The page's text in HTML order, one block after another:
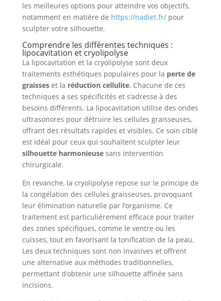
les meilleures options pour atteindre vos objectifs,
notamment en matière de https://nadiet.fr/pour
sculpter votre silhouette.
Comprendre les différentes techniques :
lipocavitation et cryolipolyse
La lipocavitation et la cryolipolyse sont deux
traitements esthétiques populaires pour la perte de
graisseset la réduction cellulite. Chacune de ces
techniques a ses spécificités et s’adresse à des
besoins différents. La lipocavitation utilise des ondes
ultrasonores pour détruire les cellules graisseuses,
offrant des résultats rapides et visibles. Ce soin ciblé
est idéal pour ceux qui souhaitent sculpter leur
silhouette harmonieusesans intervention
chirurgicale.
En revanche, la cryolipolyse repose sur le principe de
la congélation des cellules graisseuses, provoquant
leur élimination naturelle par l’organisme. Ce
traitement est particulièrement efficace pour traiter
des zones spécifiques, comme le ventre ou les
cuisses, tout en favorisant la tonification de la peau.
Les deux techniques sont non invasives et offrent
une alternative aux méthodes traditionnelles,
permettant d’obtenir une silhouette affinée sans
incisions.